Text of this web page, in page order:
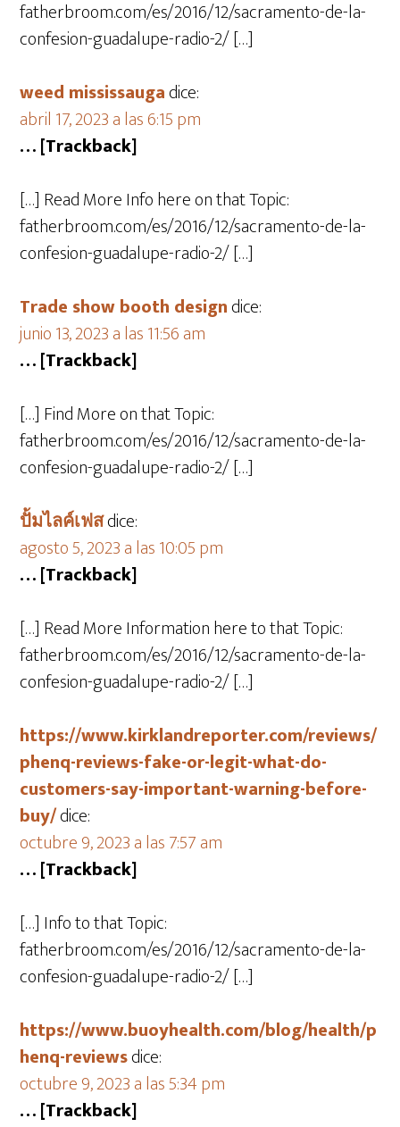
fatherbroom.com/es/2016/12/sacramento-de-la-
confesion-guadalupe-radio-2/ […]
weed mississaugadice:
abril 17, 2023 a las 6:15 pm
… [Trackback]
[…] Read More Info here on that Topic:
fatherbroom.com/es/2016/12/sacramento-de-la-
confesion-guadalupe-radio-2/ […]
Trade show booth designdice:
junio 13, 2023 a las 11:56 am
… [Trackback]
[…] Find More on that Topic:
fatherbroom.com/es/2016/12/sacramento-de-la-
confesion-guadalupe-radio-2/ […]
ปั้มไลค์เฟสdice:
agosto 5, 2023 a las 10:05 pm
… [Trackback]
[…] Read More Information here to that Topic:
fatherbroom.com/es/2016/12/sacramento-de-la-
confesion-guadalupe-radio-2/ […]
https://www.kirklandreporter.com/reviews/
phenq-reviews-fake-or-legit-what-do-
customers-say-important-warning-before-
buy/dice:
octubre 9, 2023 a las 7:57 am
… [Trackback]
[…] Info to that Topic:
fatherbroom.com/es/2016/12/sacramento-de-la-
confesion-guadalupe-radio-2/ […]
https://www.buoyhealth.com/blog/health/p
henq-reviewsdice:
octubre 9, 2023 a las 5:34 pm
… [Trackback]